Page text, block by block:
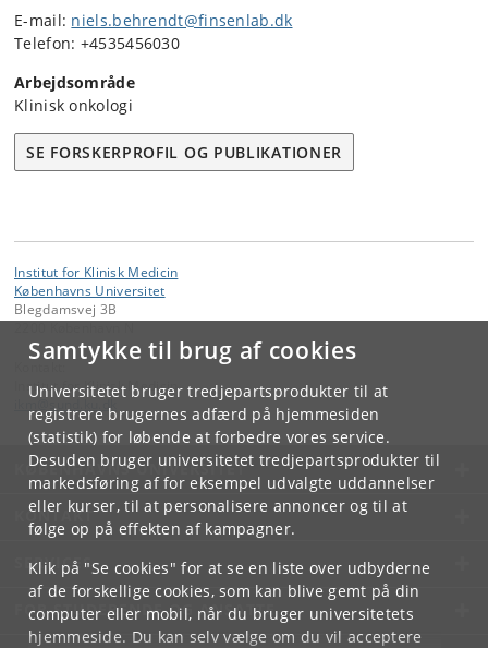
Samtykke til brug af cookies
Universitetet bruger tredjepartsprodukter til at
registrere brugernes adfærd på hjemmesiden
(statistik) for løbende at forbedre vores service.
Desuden bruger universitetet tredjepartsprodukter til
markedsføring af for eksempel udvalgte uddannelser
eller kurser, til at personalisere annoncer og til at
følge op på effekten af kampagner.
Klik på "Se cookies" for at se en liste over udbyderne
af de forskellige cookies, som kan blive gemt på din
computer eller mobil, når du bruger universitetets
hjemmeside. Du kan selv vælge om du vil acceptere
E-mail: niels.behrendt@finsenlab.dk
Telefon: +4535456030
Arbejdsområde
Klinisk onkologi
SE FORSKERPROFIL OG PUBLIKATIONER
Institut for Klinisk Medicin
Københavns Universitet
Blegdamsvej 3B
Institut for Klinisk Medicin
KØBENHAVNS UNIVERSITET
KONTAKT
SERVICES
FOR STUDERENDE OG ANSATTE